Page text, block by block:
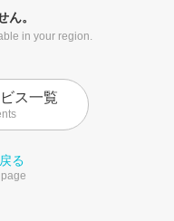
ん。
in your region.
ス一覧
る